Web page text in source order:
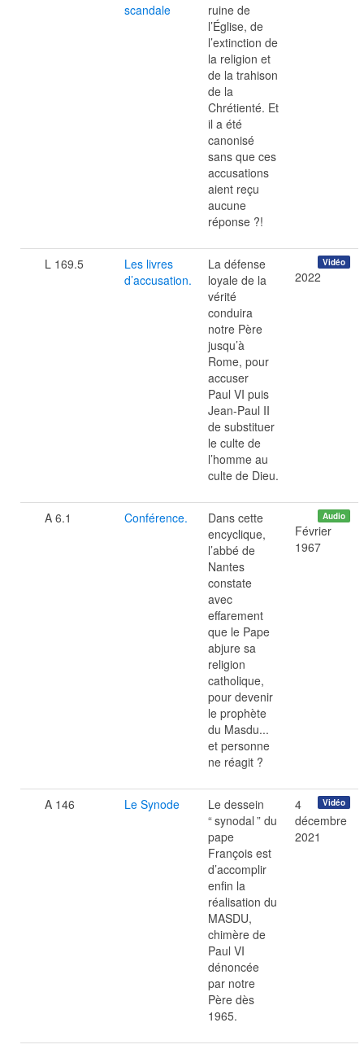
scandale
ruine de
l’Église, de
l’extinction de
la religion et
de la trahison
de la
Chrétienté. Et
il a été
canonisé
sans que ces
accusations
aient reçu
aucune
réponse ?!
L 169.5
Les livres
d’accusation.
La défense
loyale de la
vérité
conduira
notre Père
jusqu’à
Rome, pour
accuser
Paul VI puis
Jean-Paul II
de substituer
le culte de
l’homme au
culte de Dieu.
Vidéo
2022
A 6.1 Conférence.
Dans cette
encyclique,
l’abbé de
Nantes
constate
avec
effarement
que le Pape
abjure sa
religion
catholique,
pour devenir
le prophète
du Masdu...
et personne
ne réagit ?
Audio
Février
1967
A 146 Le Synode
Le dessein
“synodal ” du
pape
François est
d’accomplir
enfin la
réalisation du
MASDU,
chimère de
Paul VI
dénoncée
par notre
Père dès
1965.
Vidéo
4
décembre
2021